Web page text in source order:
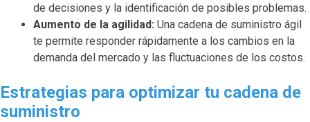
de decisiones y la identificación de posibles problemas.
Aumento de la agilidad: Una cadena de suministro ágil
te permite responder rápidamente a los cambios en la
demanda del mercado y las fluctuaciones de los costos.
Estrategias para optimizar tu cadena de
suministro